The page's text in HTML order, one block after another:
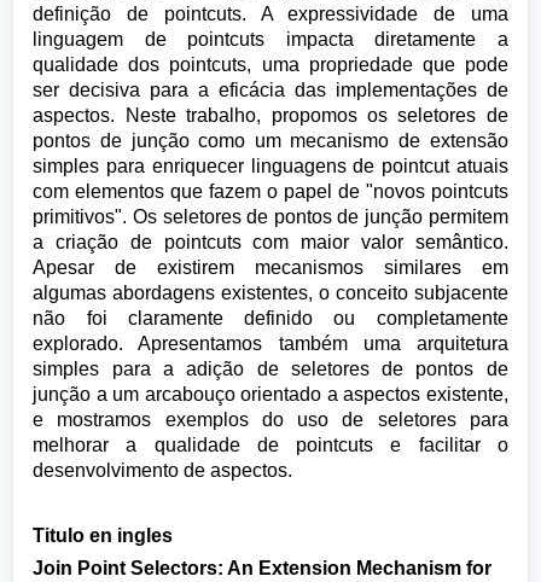
definição de pointcuts. A expressividade de uma
linguagem de pointcuts impacta diretamente a
qualidade dos pointcuts, uma propriedade que pode
ser decisiva para a eficácia das implementações de
aspectos. Neste trabalho, propomos os seletores de
pontos de junção como um mecanismo de extensão
simples para enriquecer linguagens de pointcut atuais
com elementos que fazem o papel de "novos pointcuts
primitivos". Os seletores de pontos de junção permitem
a criação de pointcuts com maior valor semântico.
Apesar de existirem mecanismos similares em
algumas abordagens existentes, o conceito subjacente
não foi claramente definido ou completamente
explorado. Apresentamos também uma arquitetura
simples para a adição de seletores de pontos de
junção a um arcabouço orientado a aspectos existente,
e mostramos exemplos do uso de seletores para
melhorar a qualidade de pointcuts e facilitar o
desenvolvimento de aspectos.
Titulo en ingles
Join Point Selectors: An Extension Mechanism for